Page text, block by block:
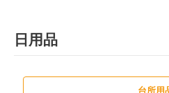
日用品
台所用